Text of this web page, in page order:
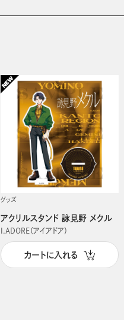
グッズ
アクリルスタンド 詠見野 メクル
I.ADORE（アイアドア）
カートに入れる